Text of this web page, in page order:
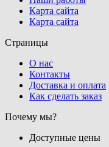
Карта сайта
Карта сайта
Страницы
О нас
Контакты
Доставка и оплата
Как сделать заказ
Почему мы?
Доступные цены